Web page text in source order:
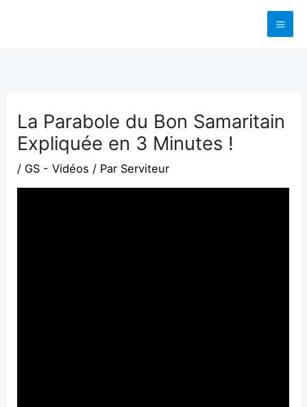
La Parabole du Bon Samaritain
Expliquée en 3 Minutes !
/ GS - Vidéos / Par Serviteur